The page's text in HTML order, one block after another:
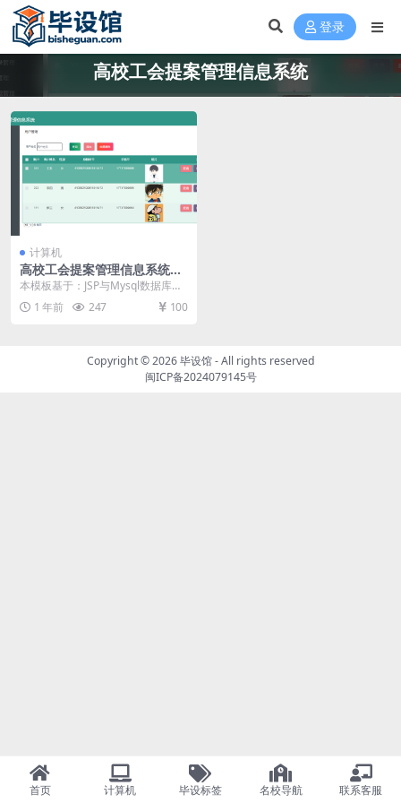
登录
高校工会提案管理信息系统
计算机
高校工会提案管理信息系统的
设计与开发毕设模板 毕业设计
模板及毕业论文
本模板基于：JSP与Mysql数据库开
发 系统功能实现 系统实现部分就是
将系统分...
1 年前 247 100
Copyright © 2026毕设馆- All rights reserved
闽ICP备2024079145号
首页 计算机 毕设标签 名校导航 联系客服